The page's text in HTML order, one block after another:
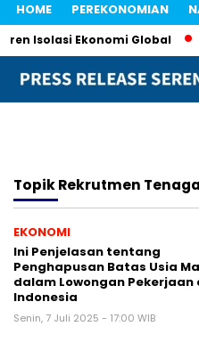
HOME PEREKONOMIAN
Isolasi Ekonomi Global
TopikRekrutmen
EKONOMI
Ini Penjelasan tentang
Penghapusan Batas Usia
dalam Lowongan Pekerjaan
Indonesia
Senin, 7 Juli 2025 - 17:00 WIB